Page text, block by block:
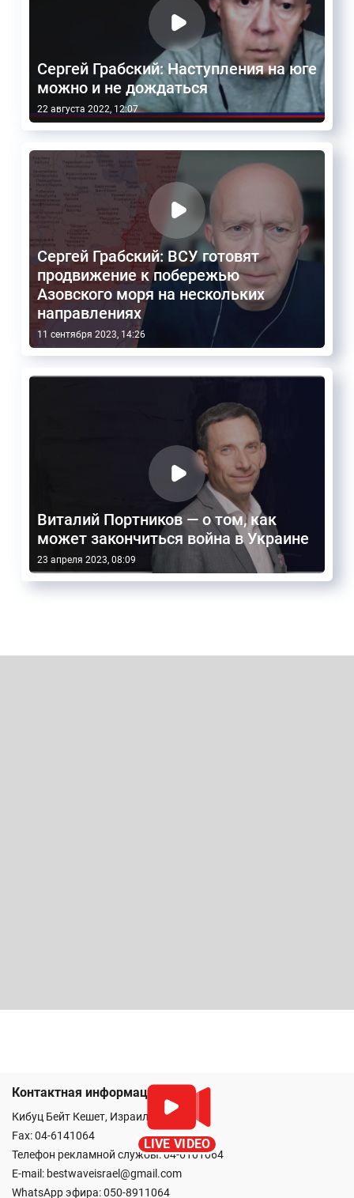
Сергей Грабский: Наступления на юге
можно и не дождаться
22 августа 2022, 12:07
Сергей Грабский: ВСУ готовят
продвижение к побережью
Азовского моря на нескольких
направлениях
11 сентября 2023, 14:26
Виталий Портников — о том, как
может закончиться война в Украине
23 апреля 2023, 08:09
LIVE VIDEO
Контактная информация
Кибуц Бейт Кешет, Израиль
Fax: 04-6141064
Телефон рекламной службы: 04-6101064
E-mail: bestwaveisrael@gmail.com
WhatsApp эфира:050-8911064